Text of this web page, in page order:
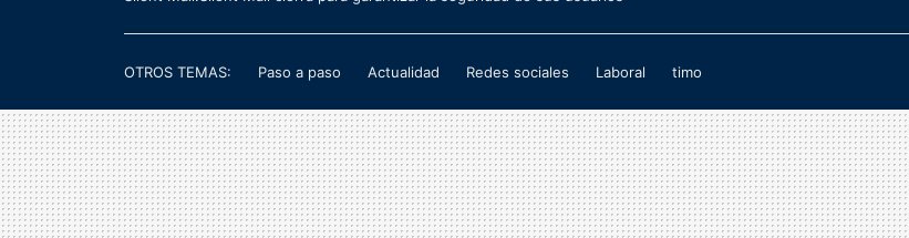
OTROS TEMAS: Paso a paso Actualidad Redes sociales Laboral timo